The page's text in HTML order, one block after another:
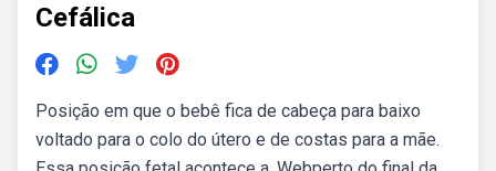
Cefálica
Posição em que o bebê fica de cabeça para baixo
voltado para o colo do útero e de costas para a mãe.